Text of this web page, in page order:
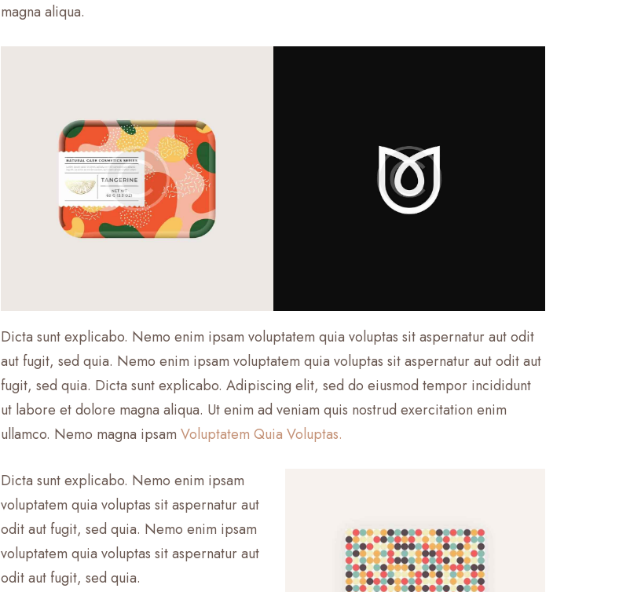
magna aliqua.
Dicta sunt explicabo. Nemo enim ipsam voluptatem quia voluptas sit aspernatur aut odit
aut fugit, sed quia. Nemo enim ipsam voluptatem quia voluptas sit aspernatur aut odit aut
fugit, sed quia. Dicta sunt explicabo. Adipiscing elit, sed do eiusmod tempor incididunt
ut labore et dolore magna aliqua. Ut enim ad veniam quis nostrud exercitation enim
ullamco. Nemo magna ipsam Voluptatem Quia Voluptas.
Dicta sunt explicabo. Nemo enim ipsam
voluptatem quia voluptas sit aspernatur aut
odit aut fugit, sed quia. Nemo enim ipsam
voluptatem quia voluptas sit aspernatur aut
odit aut fugit, sed quia.